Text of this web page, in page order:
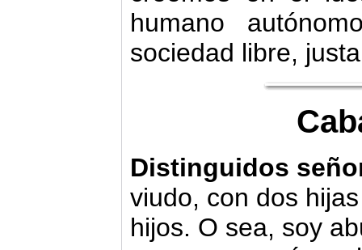
humano
sociedad libre,
Distinguidos
viudo, con dos
hijos. O sea, soy